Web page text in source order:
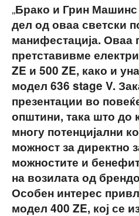
„Брако и Грин
дел од оваа светски
манифестација. Оваа
претставивме
ZE и 500 ZE, како и
модел 636 stage V.
презентации во
општини, така што до
многу потенцијални
можност за директно
можностите и
на возилата од
Особен интерес
модел 400 ZE, кој се